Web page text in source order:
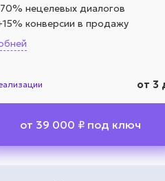
нецелевых диалогов
конверсии в продажу
от 3
от 39 000 ₽ под ключ